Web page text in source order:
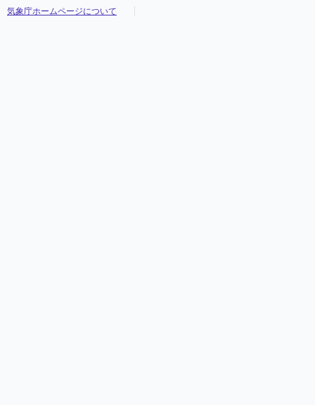
気象庁ホームページについて